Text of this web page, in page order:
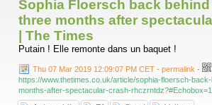
Sophia Floersch back behind
three months after
| The Times
Putain ! Elle remonte dans un baquet !
Thu 07 Mar 2019 12:09:07 PM CET - permalink -
https://www.thetimes.co.uk/article/sophia-floersch-
months-after-spectacular-crash-